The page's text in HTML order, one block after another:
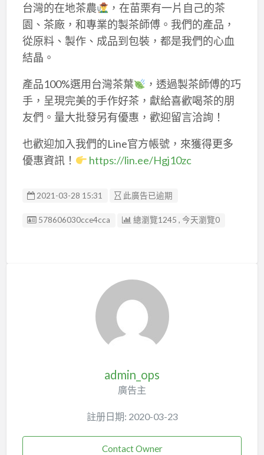
台灣的在地茶農
，在苗栗有一片自己的茶
園、茶廠，和專業的製茶師傅。我們的產品，
從原料、製作、成品到包裝，都是我們的心血
結晶。
產品100%選用台灣茶葉
，透過製茶師傅的巧
手，呈現完美的手作好茶，獻給喜歡喝茶的朋
友們。量大批發另有優惠，歡迎留言洽詢！
也歡迎加入我們的Line官方帳號，來獲得更多
優惠資訊！
https://lin.ee/Hgj10zc
2021-03-28 15:31 此廣告已逾期
廣告编號
578606030cce4cca 總瀏覽1245 , 今天瀏覽0
admin_ops
廣告主
註册日期: 2020-03-23
Contact Owner